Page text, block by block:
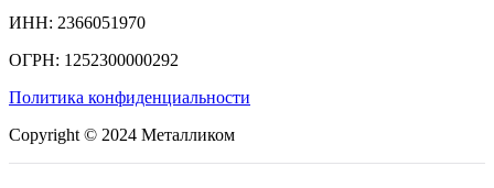
ИНН: 2366051970
ОГРН: 1252300000292
Политика конфиденциальности
Copyright © 2024 Металликом